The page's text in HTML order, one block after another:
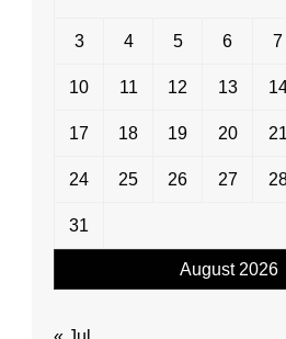
August 2026
3 4 5 6 7
10 11 12 13
17 18 19 20 21
24 25 26 27
31